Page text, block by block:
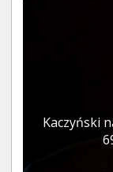
Kaczyński